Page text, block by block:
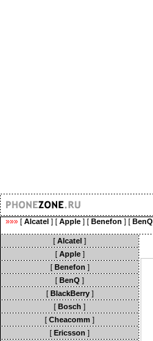
»»»[ Alcatel] [ Apple] [ Benefon ] [ BenQ
[ Alcatel ]
[ Apple]
[ Benefon ]
[ BenQ ]
[ BlackBerry]
[ Bosch ]
[ Cheacomm ]
[ Ericsson ]